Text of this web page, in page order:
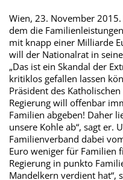
Wien, 23. November 2015.
dem die
mit knapp einer Milliarde
will der Nationalrat in
„Das ist ein Skandal der
kritiklos gefallen lassen
Präsident des
Regierung will offenbar
Familien abgeben! Daher
unsere Kohle ab“, sagt er.
Familienverband dabei
Euro weniger für Familien
Regierung in punkto
Mandelkern verdient hat“,